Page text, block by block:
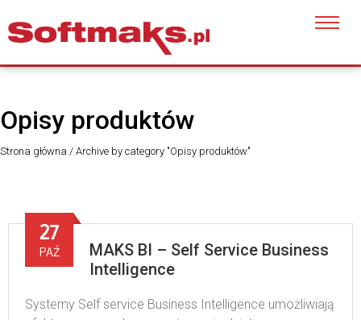
Opisy produktów
Strona główna / Archive by category "Opisy produktów"
MAKS BI – Self Service Business
Intelligence
27
PAŹ
Systemy Self service Business Intelligence umożliwiają